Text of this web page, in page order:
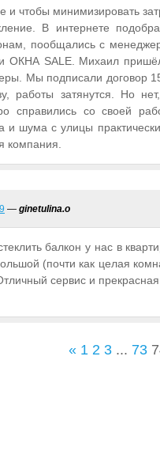
и чтобы минимизировать
В интернете
пообщались с
ОКНА SALE. Михаил
Мы подписали договор
работы затянутся. Но
справились со своей
и шума с улицы
компания.
— ginetulina.o
балкон у нас в
(почти как целая
сервис и
« 1 2 3 ... 73